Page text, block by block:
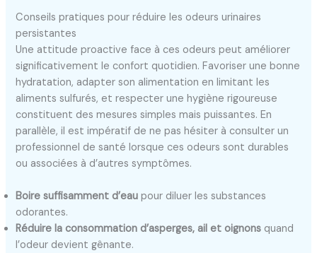
Conseils pratiques pour réduire les odeurs urinaires
persistantes
Une attitude proactive face à ces odeurs peut améliorer
significativement le confort quotidien. Favoriser une bonne
hydratation, adapter son alimentation en limitant les
aliments sulfurés, et respecter une hygiène rigoureuse
constituent des mesures simples mais puissantes. En
parallèle, il est impératif de ne pas hésiter à consulter un
professionnel de santé lorsque ces odeurs sont durables
ou associées à d’autres symptômes.
Boire suffisamment d’eau pour diluer les substances
odorantes.
Réduire la consommation d’asperges, ail et oignons quand
l’odeur devient gênante.